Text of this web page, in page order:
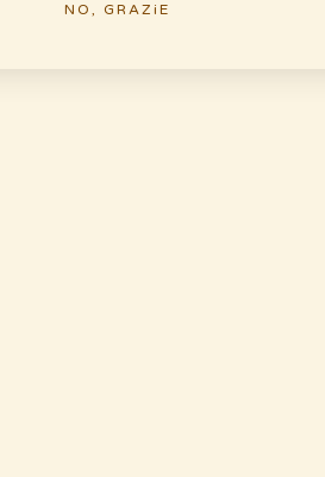
NO, GRAZiE